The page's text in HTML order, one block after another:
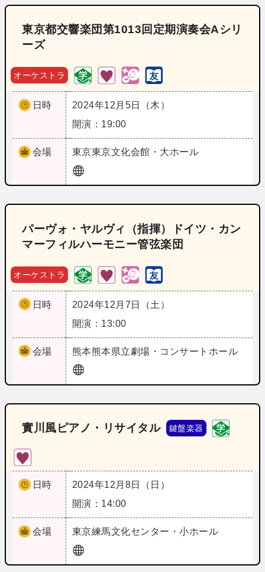
東京都交響楽団第1013回定期演奏会Aシリ
ーズ
オーケストラ
日時
2024年12月5日（木）
開演：19:00
会場 東京東京文化会館・大ホール
パーヴォ・ヤルヴィ（指揮）ドイツ・カン
マーフィルハーモニー管弦楽団
オーケストラ
日時
2024年12月7日（土）
開演：13:00
会場 熊本熊本県立劇場・コンサートホール
實川風ピアノ・リサイタル 鍵盤楽器
日時
2024年12月8日（日）
開演：14:00
会場 東京練馬文化センター・小ホール